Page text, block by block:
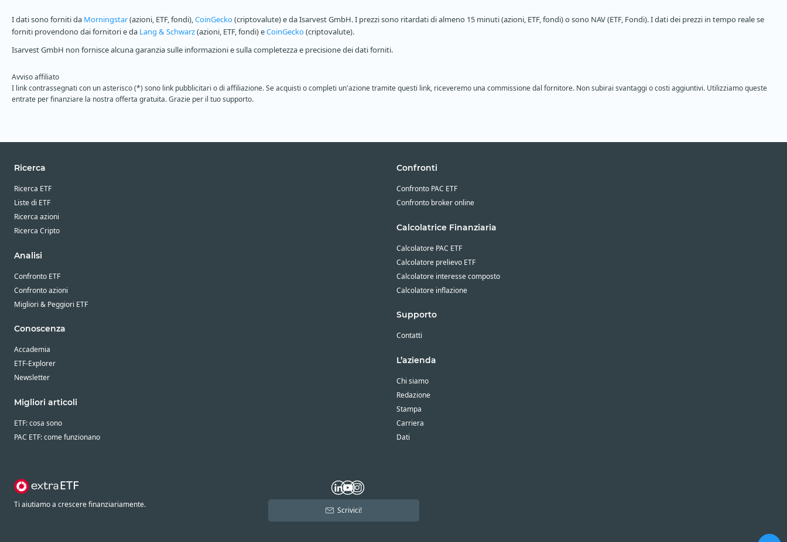
I dati sono forniti da Morningstar(azioni, ETF, fondi),CoinGecko(criptovalute) e da Isarvest GmbH. I prezzi sono ritardati di almeno 15 minuti (azioni, ETF, fondi) o sono NAV (ETF, Fondi). I dati dei prezzi in tempo reale se
forniti provendono dai fornitori e da Lang & Schwarz(azioni, ETF, fondi) eCoinGecko(criptovalute).
Isarvest GmbH non fornisce alcuna garanzia sulle informazioni e sulla completezza e precisione dei dati forniti.
Avviso affiliato
I link contrassegnati con un asterisco (*) sono link pubblicitari o di affiliazione. Se acquisti o completi un'azione tramite questi link, riceveremo una commissione dal fornitore. Non subirai svantaggi o costi aggiuntivi. Utilizziamo queste
entrate per finanziare la nostra offerta gratuita. Grazie per il tuo supporto.
Ricerca
Ricerca ETF
Liste di ETF
Ricerca azioni
Ricerca Cripto
Analisi
Confronto ETF
Confronto azioni
Migliori & Peggiori ETF
Conoscenza
Accademia
ETF-Explorer
Newsletter
Migliori articoli
ETF: cosa sono
PAC ETF: come funzionano
Confronti
Confronto PAC ETF
Confronto broker online
Calcolatrice Finanziaria
Calcolatore PAC ETF
Calcolatore prelievo ETF
Calcolatore interesse composto
Calcolatore inflazione
Supporto
Contatti
L’azienda
Chi siamo
Redazione
Stampa
Carriera
Dati
Ti aiutiamo a crescere finanziariamente.
Scrivici!